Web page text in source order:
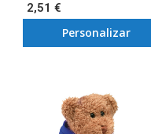
2,51 €
Personalizar